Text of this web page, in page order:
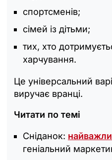
спортсменів;
сімей із дітьми;
тих, хто
харчування.
Це універсальний
виручає вранці.
Читати по темі
Сніданок:
геніальний